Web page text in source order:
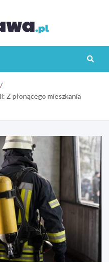
Z płonącego mieszkania